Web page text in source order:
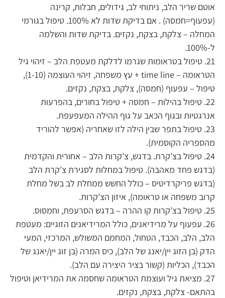
אוטם שריר הלב, ניתוחי לב, גידולים, חבלות, קרינה
(עפעוף=חמסה) . אם בדיקת שדות לא 100%. טיפול בגורמי
המחלה – צלקת, בצקת, נקזים. בדיקת שדות והשלמה
ל-100%.
21. טיפול בטראומות שגרמו לדלקת מעטפת הלב – זיהוי גיל
הטראומה – time line + עץ משפחה, זיהוי העוצמה (1-10),
טיפול – עפעוף (חמסה), צלקת, בצקת, נקזים.
22. טיפול בהילות – חמסה + טיפול בחורים, בהפרעות
אנרגטיות ובגוף הכאב על גוף ההילה המעפעפת.
23. טיפול בתפר שבין הילה לזו שאחריה (אפשר להוריד
מהספריה הקוסמית).
24. טיפול בצ’קרת. בדגש, צ’קרות הלב – אחורית והקדמית
(בדגש פחד מאהבה). טיפול במחלות לסגירת צ’קרת הלב
(בדגש פריקרדיטיס – כולל החשש ממחלת לב בשל מחלת
קרוב משפחה או טראומה), איזון הצ’קרות.
25. טיפול בצ’קרות קו ההרה – בדגש הסרעפת, וחמסוס.
26. עפעוף על מרידיאנים, כולל המרידיאנים הזוגיים: מעטפת
הלב, הלב, הכבד, הטחול, המחמם המשולש, המרכזי, המעי
הדק (בן הזוג יין/יאנג של הלב), כיס המרה (בן זוג יין/יאנג של
הכבד), הכליות (קשור בציר היצירה עם הלב).
27. מציאת גיל ועוצמת הטראומה שחסמה את המרידיאן וטיפול
בהתאם- צלקת, בצקת, נקזים.